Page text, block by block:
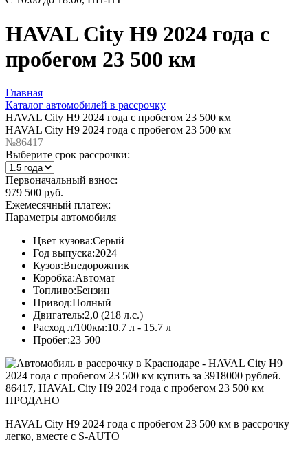
HAVAL City H9 2024 года с
пробегом 23 500 км
Главная
Каталог автомобилей в рассрочку
HAVAL City H9 2024 года с пробегом 23 500 км
HAVAL City H9 2024 года с пробегом 23 500 км
№86417
Выберите срок рассрочки:
Первоначальный взнос:
979 500 руб.
Ежемесячный платеж:
Параметры автомобиля
Цвет кузова:Серый
Год выпуска:2024
Кузов:Внедорожник
Коробка:Автомат
Топливо:Бензин
Привод:Полный
Двигатель:2,0 (218 л.с.)
Расход л/100км:10.7 л - 15.7 л
Пробег:23 500
ПРОДАНО
HAVAL City H9 2024 года с пробегом 23 500 км в рассрочку
легко, вместе с S-AUTO